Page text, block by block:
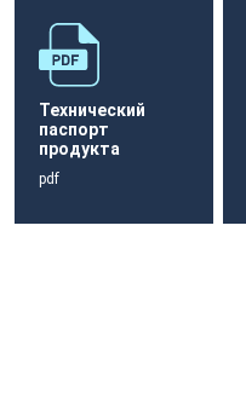
Технический
паспорт
продукта
pdf